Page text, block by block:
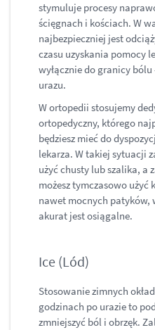
stymuluje procesy
ścięgnach i kościach​. W
najbezpieczniej jest
czasu uzyskania pomocy
wyłącznie do granicy
urazu.
W ortopedii stosujemy
ortopedyczny, którego
będziesz mieć do
lekarza. W takiej sytuacji
użyć chusty lub szalika, a
możesz tymczasowo
nawet mocnych patyków,
akurat jest osiągalne.
Ice (Lód)
Stosowanie zimnych
godzinach po urazie to
zmniejszyć ból i obrzęk.